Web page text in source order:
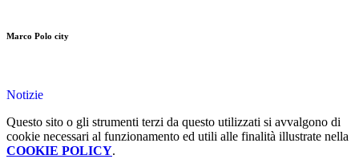
Marco Polo city
Notizie
Questo sito o gli strumenti terzi da questo utilizzati si avvalgono di
cookie necessari al funzionamento ed utili alle finalità illustrate nella
COOKIE POLICY.